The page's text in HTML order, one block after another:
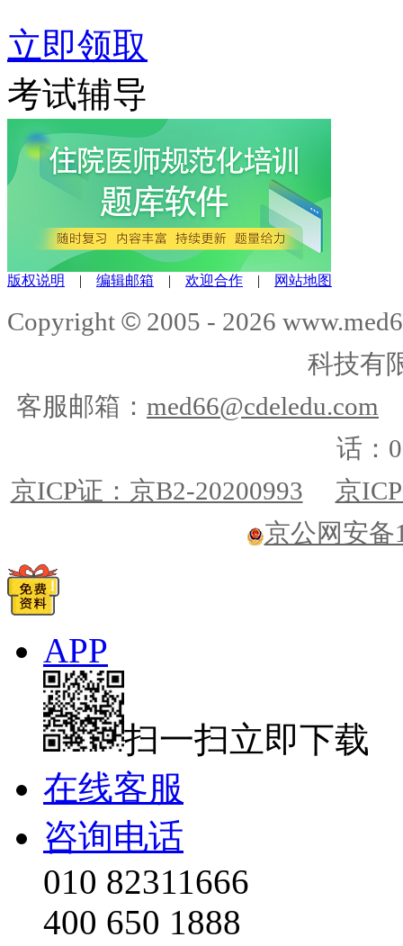
立即领取
考试辅导
版权说明 编辑邮箱 欢迎合作 网站地图
Copyright © 2005 - 2026
科技有
客服邮箱： med66@cdeledu.com
话：
京ICP证：京B2-20200993
京
京公网安备
APP
扫一扫立即下载
在线客服
咨询电话
010 82311666
400 650 1888